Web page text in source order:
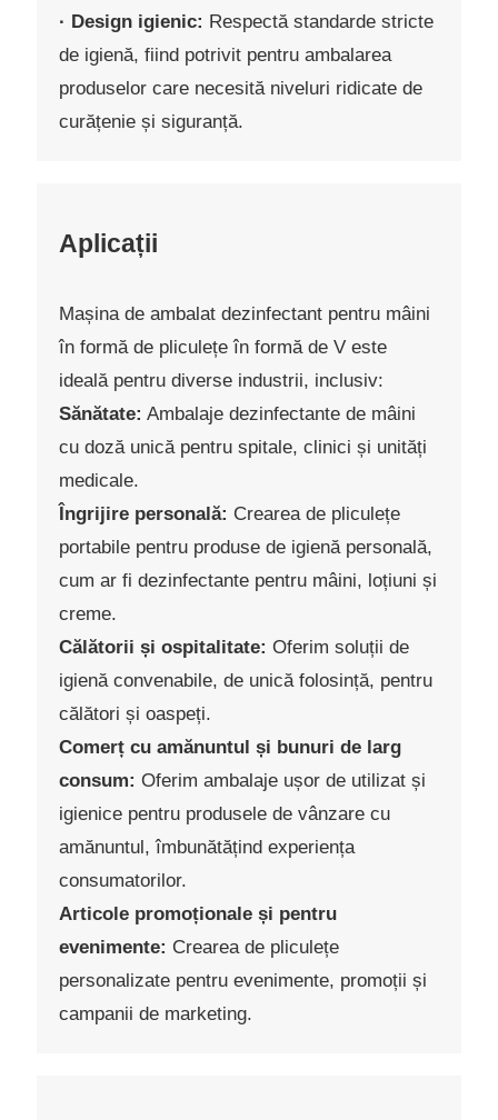
· Design igienic: Respectă standarde stricte
de igienă, fiind potrivit pentru ambalarea
produselor care necesită niveluri ridicate de
curățenie și siguranță.
Aplicații
Mașina de ambalat dezinfectant pentru mâini
în formă de pliculețe în formă de V este
ideală pentru diverse industrii, inclusiv:
Sănătate: Ambalaje dezinfectante de mâini
cu doză unică pentru spitale, clinici și unități
medicale.
Îngrijire personală: Crearea de pliculețe
portabile pentru produse de igienă personală,
cum ar fi dezinfectante pentru mâini, loțiuni și
creme.
Călătorii și ospitalitate: Oferim soluții de
igienă convenabile, de unică folosință, pentru
călători și oaspeți.
Comerț cu amănuntul și bunuri de larg
consum: Oferim ambalaje ușor de utilizat și
igienice pentru produsele de vânzare cu
amănuntul, îmbunătățind experiența
consumatorilor.
Articole promoționale și pentru
evenimente: Crearea de pliculețe
personalizate pentru evenimente, promoții și
campanii de marketing.